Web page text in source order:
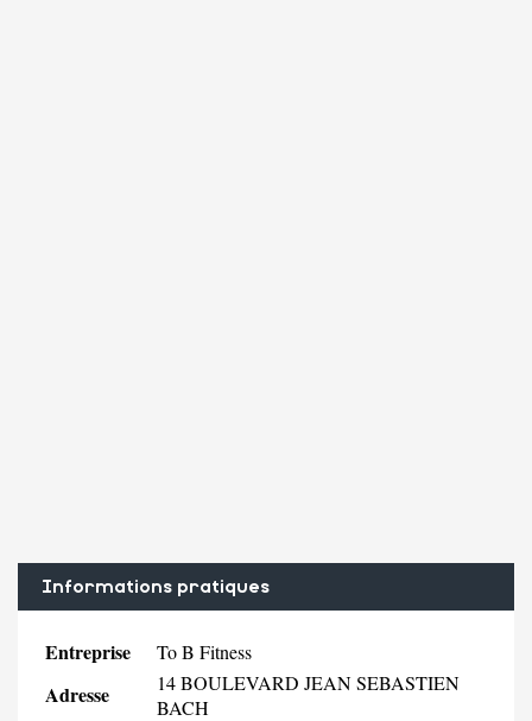
Informations pratiques
Entreprise To B Fitness
Adresse
14 BOULEVARD JEAN SEBASTIEN
BACH